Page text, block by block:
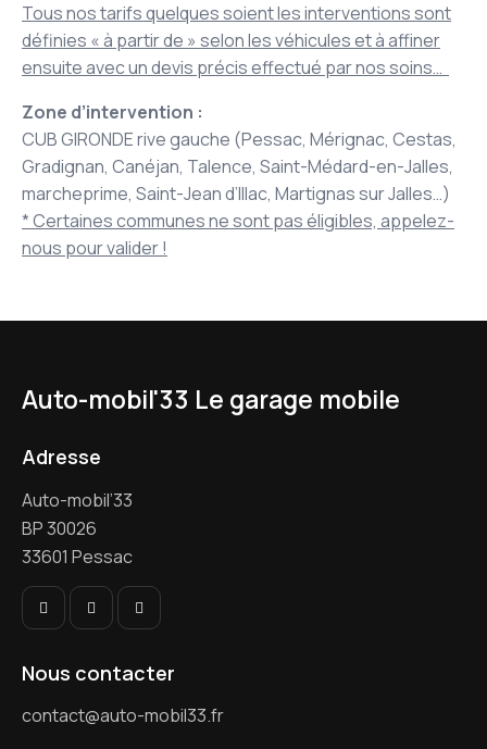
Tous nos tarifs quelques soient les interventions sont
définies « à partir de » selon les véhicules et à affiner
ensuite avec un devis précis effectué par nos soins…
Zone d’intervention :
CUB GIRONDE rive gauche (Pessac, Mérignac, Cestas,
Gradignan, Canéjan, Talence, Saint-Médard-en-Jalles,
marcheprime, Saint-Jean d’Illac, Martignas sur Jalles…)
* Certaines communes ne sont pas éligibles, appelez-
nous pour valider !
Auto-mobil'33 Le garage mobile
Adresse
Auto-mobil’33
BP 30026
33601 Pessac
Nous contacter
contact@auto-mobil33.fr